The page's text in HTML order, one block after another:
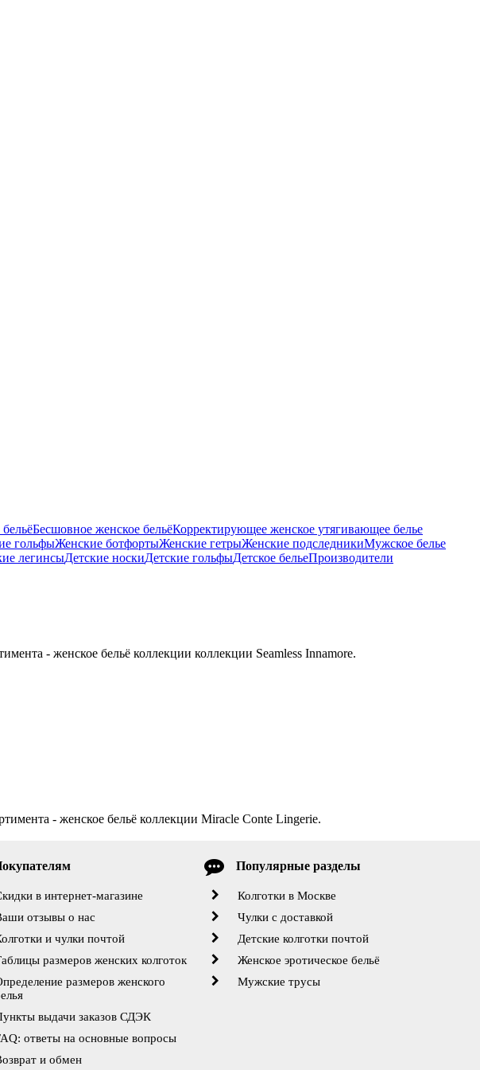
Бесшовное женское бельёКорректирующее женское утягивающее белье
гольфыЖенские ботфортыЖенские гетрыЖенские подследникиМужское белье
легинсыДетские носкиДетские гольфыДетское бельеПроизводители
- женское бельё коллекции коллекции Seamless Innamore.
- женское бельё коллекции Miracle Conte Lingerie.
в интернет-магазине
отзывы о нас
и чулки почтой
размеров женских колготок
размеров женского
выдачи заказов СДЭК
ответы на основные вопросы
и обмен
Популярные разделы
Колготки в Москве
Чулки с доставкой
Детские колготки почтой
Женское эротическое бельё
Мужские трусы